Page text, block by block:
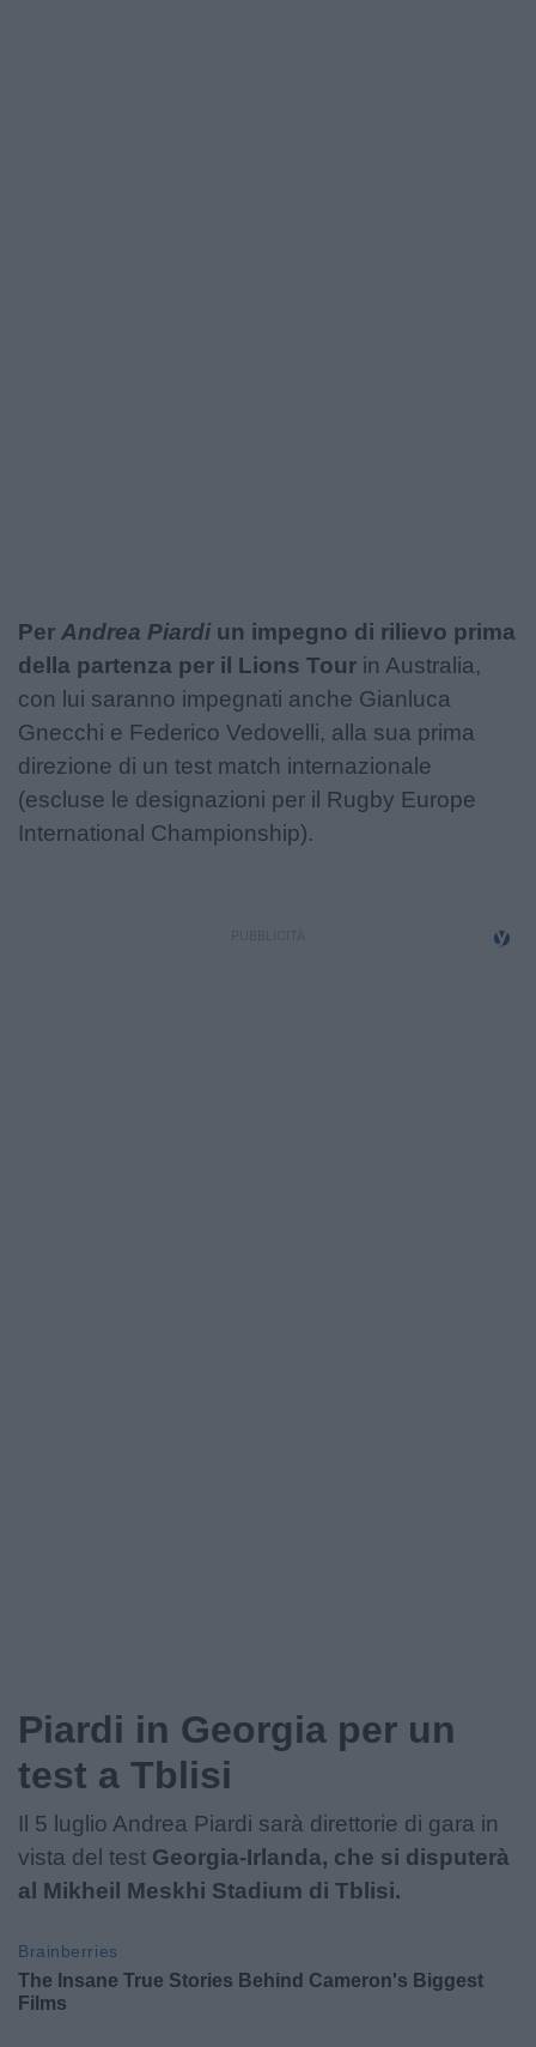
Per Andrea Piardiun impegno di rilievo prima
della partenza per il Lions Tour in Australia,
con lui saranno impegnati anche Gianluca
Gnecchi e Federico Vedovelli, alla sua prima
direzione di un test match internazionale
(escluse le designazioni per il Rugby Europe
International Championship).
Piardi in Georgia per un
test a Tblisi
Il 5 luglio Andrea Piardi sarà direttorie di gara in
vista del test Georgia-Irlanda, che si disputerà
al Mikheil Meskhi Stadium di Tblisi.